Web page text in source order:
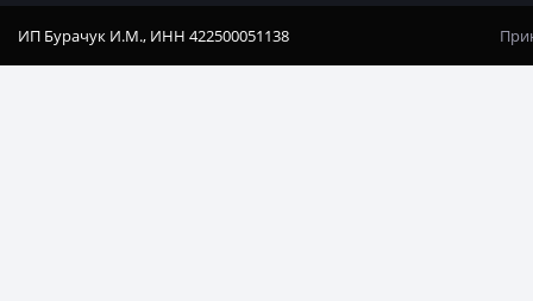
ИП Бурачук И.М., ИНН 422500051138